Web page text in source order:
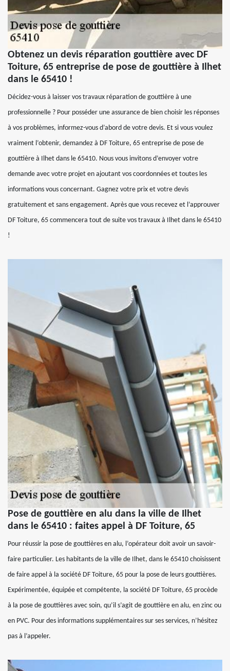
Obtenez un devis réparation gouttière avec DF
Toiture, 65 entreprise de pose de gouttière à Ilhet
dans le 65410 !
Décidez-vous à laisser vos travaux réparation de gouttière à une
professionnelle ? Pour posséder une assurance de bien choisir les réponses
à vos problèmes, informez-vous d’abord de votre devis. Et si vous voulez
vraiment l’obtenir, demandez à DF Toiture, 65 entreprise de pose de
gouttière à Ilhet dans le 65410. Nous vous invitons d’envoyer votre
demande avec votre projet en ajoutant vos coordonnées et toutes les
informations vous concernant. Gagnez votre prix et votre devis
gratuitement et sans engagement. Après que vous recevez et l’approuver
DF Toiture, 65 commencera tout de suite vos travaux à Ilhet dans le 65410
!
Pose de gouttière en alu dans la ville de Ilhet
dans le 65410 : faites appel à DF Toiture, 65
Pour réussir la pose de gouttières en alu, l’opérateur doit avoir un savoir-
faire particulier. Les habitants de la ville de Ilhet, dans le 65410 choisissent
de faire appel à la société DF Toiture, 65 pour la pose de leurs gouttières.
Expérimentée, équipée et compétente, la société DF Toiture, 65 procède
à la pose de gouttières avec soin, qu’il s’agit de gouttière en alu, en zinc ou
en PVC. Pour des informations supplémentaires sur ses services, n’hésitez
pas à l’appeler.